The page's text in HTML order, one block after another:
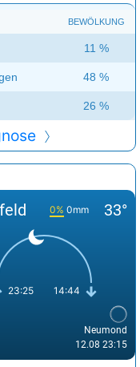
BEWÖLKUNG
11 %
48 %
26 %
0% 0mm 33°
23:25 14:44
Neumond
12.08 23:15